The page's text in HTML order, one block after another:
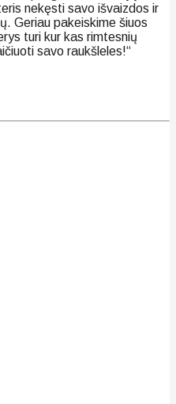
nekęsti savo išvaizdos ir
Geriau pakeiskime šiuos
turi kur kas rimtesnių
savo raukšleles!“